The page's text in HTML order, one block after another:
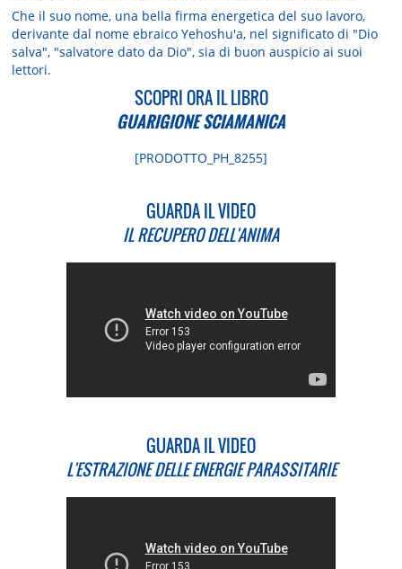
Che il suo nome, una bella firma energetica del suo lavoro,
derivante dal nome ebraico Yehoshu'a, nel significato di "Dio
salva", "salvatore dato da Dio", sia di buon auspicio ai suoi
lettori.
SCOPRI ORA IL LIBRO
GUARIGIONE SCIAMANICA
[PRODOTTO_PH_8255]
GUARDA IL VIDEO
IL RECUPERO DELL'ANIMA
GUARDA IL VIDEO
L'ESTRAZIONE DELLE ENERGIE PARASSITARIE